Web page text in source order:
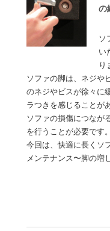
の
ソ
い
り
ソファの脚は、ネジや
のネジやビスが徐々に
ラつきを感じることが
ソファの損傷につなが
を行うことが必要です。
今回は、快適に長くソ
メンテナンス〜脚の増